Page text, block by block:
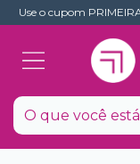
Use o cupom